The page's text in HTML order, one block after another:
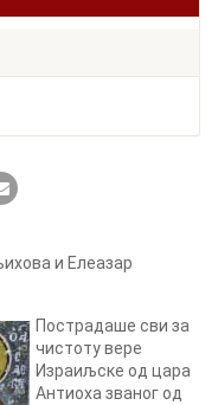
и Елеазар
Пострадаше сви за
чистоту вере
Израиљске од цара
Антиоха званог од